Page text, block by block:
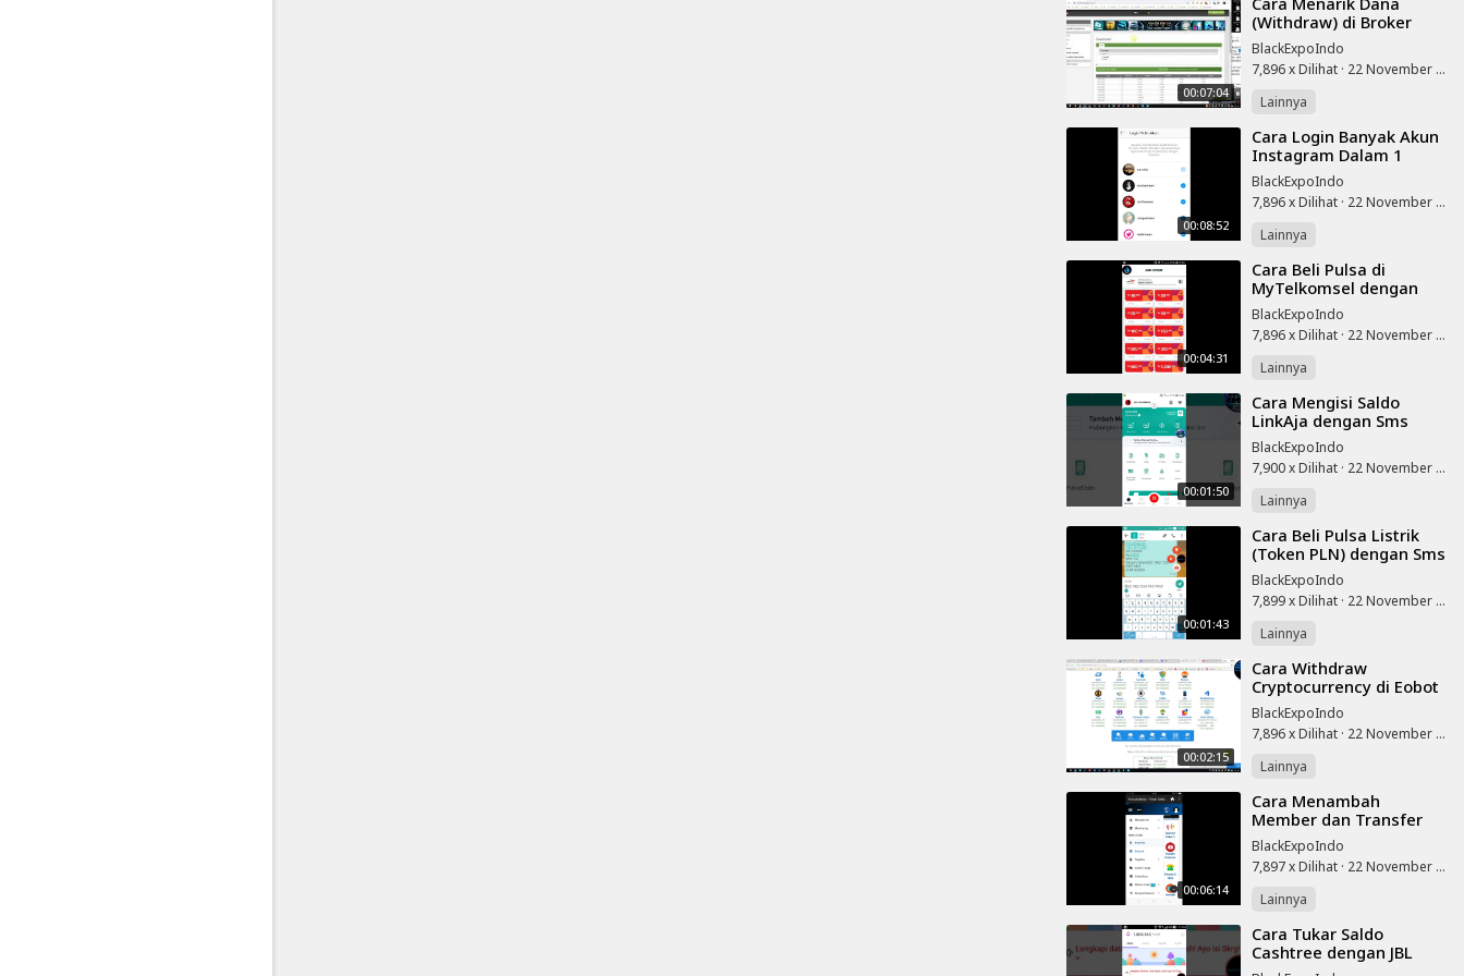
00:07:04
(Withdraw) di Broker
Forex FBS
BlackExpoIndo
7,896 x Dilihat · 22 November 2025
Lainnya
00:08:52
⁣Cara Login Banyak Akun
Instagram Dalam 1
Aplikasi
BlackExpoIndo
7,896 x Dilihat · 22 November 2025
Lainnya
00:04:31
⁣Cara Beli Pulsa di
MyTelkomsel dengan
GoPay PayLater
BlackExpoIndo
7,896 x Dilihat · 22 November 2025
Lainnya
00:01:50
⁣Cara Mengisi Saldo
LinkAja dengan Sms
Banking BNI
BlackExpoIndo
7,900 x Dilihat · 22 November 2025
Lainnya
00:01:43
⁣Cara Beli Pulsa Listrik
(Token PLN) dengan Sms
Banking BNI
BlackExpoIndo
7,899 x Dilihat · 22 November 2025
Lainnya
00:02:15
⁣Cara Withdraw
Cryptocurrency di Eobot
Cloud Mining
BlackExpoIndo
7,896 x Dilihat · 22 November 2025
Lainnya
00:06:14
⁣Cara Menambah
Member dan Transfer
Saldo Akun KM Panel
BlackExpoIndo
7,897 x Dilihat · 22 November 2025
Lainnya
⁣Cara Tukar Saldo
Cashtree dengan JBL
Bluetooth Speaker